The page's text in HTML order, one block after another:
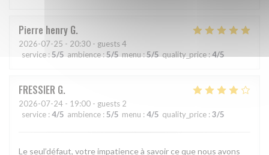
Pierre henry G
2026-07-25 - 20:30 - guests 4
service : 5/5 ambience : 5/5 menu : 5/5 quality_price : 4/5
FRESSIER G
2026-07-24 - 19:00 - guests 2
service : 4/5 ambience : 5/5 menu : 4/5 quality_price : 3/5
Le seul’défaut, votre impatience à savoir ce que nous avons